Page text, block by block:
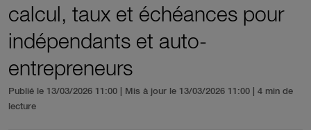
calcul, taux et échéances pour
indépendants et auto-
entrepreneurs
Publié le 13/03/2026 11:00 | Mis à jour le 13/03/2026 11:00
| 4 min de
lecture